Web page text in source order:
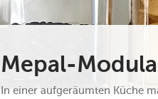
Mepal-
In einer aufgeräumten Küche